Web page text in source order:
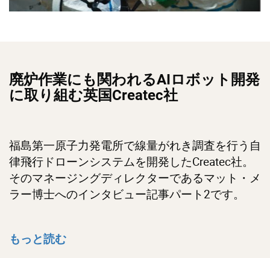
廃炉作業にも関われるAIロボット開発
に取り組む英国Createc社
福島第一原子力発電所で線量がれき調査を行う自
律飛行ドローンシステムを開発したCreatec社。
そのマネージングディレクターであるマット・メ
ラー博士へのインタビュー記事パート2です。
もっと読む